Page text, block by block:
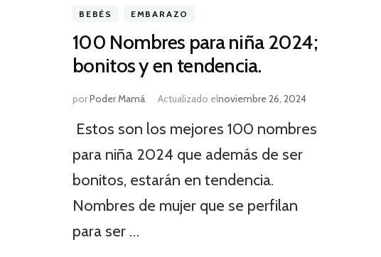
BEBÉS EMBARAZO
100 Nombres para niña 2024;
bonitos y en tendencia.
porPoder Mamá Actualizado elnoviembre 26, 2024
Estos son los mejores 100 nombres
para niña 2024 que además de ser
bonitos, estarán en tendencia.
Nombres de mujer que se perfilan
para ser …